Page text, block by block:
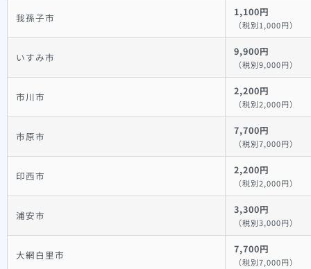
我孫子市 1,100円
（税別1,000円）
いすみ市 9,900円
（税別9,000円）
市川市 2,200円
（税別2,000円）
市原市 7,700円
（税別7,000円）
印西市 2,200円
（税別2,000円）
浦安市 3,300円
（税別3,000円）
大網白里市 7,700円
（税別7,000円）